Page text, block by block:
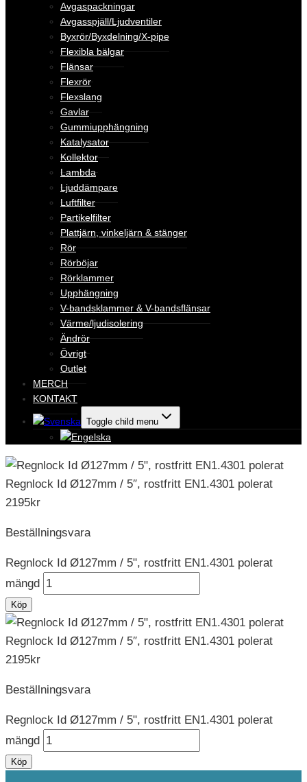
Avgaspackningar
Avgasspjäll/Ljudventiler
Byxrör/Byxdelning/X-pipe
Flexibla bälgar
Flänsar
Flexrör
Flexslang
Gavlar
Gummiupphängning
Katalysator
Kollektor
Lambda
Ljuddämpare
Luftfilter
Partikelfilter
Plattjärn, vinkeljärn & stänger
Rör
Rörböjar
Rörklammer
Upphängning
V-bandsklammer & V-bandsflänsar
Värme/ljudisolering
Ändrör
Övrigt
Outlet
MERCH
KONTAKT
Toggle child menu
Regnlock Id Ø127mm / 5″, rostfritt EN1.4301 polerat
2195kr
Beställningsvara
Regnlock Id Ø127mm / 5", rostfritt EN1.4301 polerat
mängd
Köp
Regnlock Id Ø127mm / 5″, rostfritt EN1.4301 polerat
2195kr
Beställningsvara
Regnlock Id Ø127mm / 5", rostfritt EN1.4301 polerat
mängd
Köp